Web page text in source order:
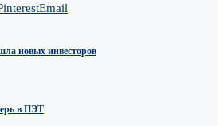
Email
новых инвесторов
в ПЭТ